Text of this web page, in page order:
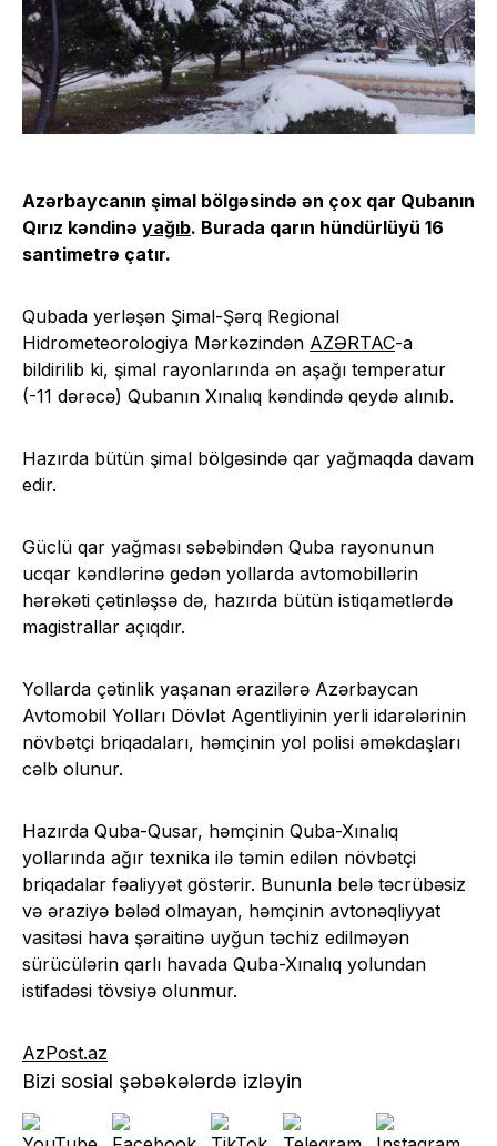
Azərbaycanın şimal bölgəsində ən çox qar Qubanın
Qırız kəndinə yağıb. Burada qarın hündürlüyü 16
santimetrə çatır.
Qubada yerləşən Şimal-Şərq Regional
Hidrometeorologiya Mərkəzindən AZƏRTAC-a
bildirilib ki, şimal rayonlarında ən aşağı temperatur
(-11 dərəcə) Qubanın Xınalıq kəndində qeydə alınıb.
Hazırda bütün şimal bölgəsində qar yağmaqda davam
edir.
Güclü qar yağması səbəbindən Quba rayonunun
ucqar kəndlərinə gedən yollarda avtomobillərin
hərəkəti çətinləşsə də, hazırda bütün istiqamətlərdə
magistrallar açıqdır.
Yollarda çətinlik yaşanan ərazilərə Azərbaycan
Avtomobil Yolları Dövlət Agentliyinin yerli idarələrinin
növbətçi briqadaları, həmçinin yol polisi əməkdaşları
cəlb olunur.
Hazırda Quba-Qusar, həmçinin Quba-Xınalıq
yollarında ağır texnika ilə təmin edilən növbətçi
briqadalar fəaliyyət göstərir. Bununla belə təcrübəsiz
və əraziyə bələd olmayan, həmçinin avtonəqliyyat
vasitəsi hava şəraitinə uyğun təchiz edilməyən
sürücülərin qarlı havada Quba-Xınalıq yolundan
istifadəsi tövsiyə olunmur.
AzPost.az
Bizi sosial şəbəkələrdə izləyin